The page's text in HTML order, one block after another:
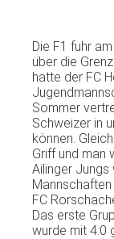
Die F1 fuhr
über die
hatte der FC
Sommer
Schweizer in
können. Gleich
Griffund man
Ailinger Jungs
Mannschaften
FC
Das erste
wurde mit 4:0